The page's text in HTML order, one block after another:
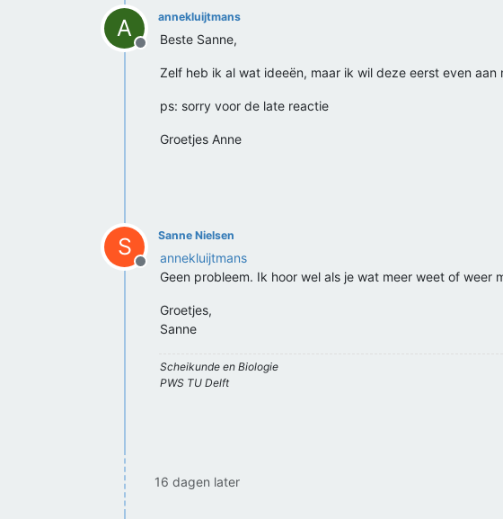
A
Offline
annekluijtmans
Beste Sanne,
Zelf heb ik al wat ideeën, maar ik wil deze eerst even
ps: sorry voor de late reactie
Groetjes Anne
S
Offline
Sanne Nielsen
annekluijtmans
Geen probleem. Ik hoor wel als je wat meer weet of weer
Groetjes,
Sanne
Scheikunde en Biologie
PWS TU Delft
16 dagen later